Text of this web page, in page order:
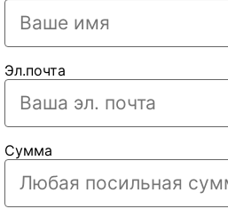
Эл.почта
Сумма